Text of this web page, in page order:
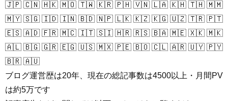
🇯🇵 🇨🇳 🇭🇰 🇲🇴 🇹🇼 🇰🇷 🇵🇭 🇻🇳 🇱🇦 🇰🇭 🇹🇭 🇲🇲
🇲🇾 🇸🇬 🇮🇩 🇮🇳 🇧🇩 🇳🇵 🇱🇰 🇰🇿 🇰🇬 🇺🇿 🇹🇷 🇵🇹
🇪🇸 🇦🇩 🇫🇷 🇲🇨 🇮🇹 🇸🇮 🇭🇷 🇷🇸 🇧🇦 🇲🇪 🇽🇰 🇲🇰
🇦🇱 🇧🇬 🇬🇷 🇪🇬 🇺🇸 🇲🇽 🇵🇪 🇧🇴 🇨🇱 🇦🇷 🇺🇾 🇵🇾
🇧🇷 🇦🇺
ブログ運営歴は20年、現在の総記事数は4500以上・月間PV
は約5万です